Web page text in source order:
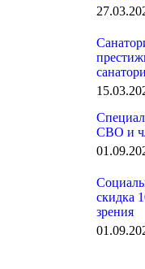
СВО и
скидка
зрения